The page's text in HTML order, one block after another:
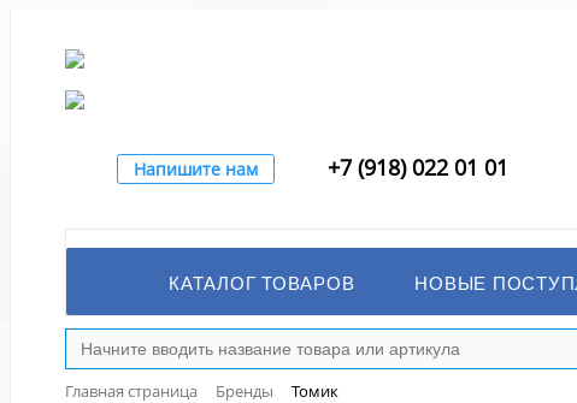
Напишите нам +7 (918) 022 01 01
КАТАЛОГ ТОВАРОВ НОВЫЕ
Главная страница Бренды Томик